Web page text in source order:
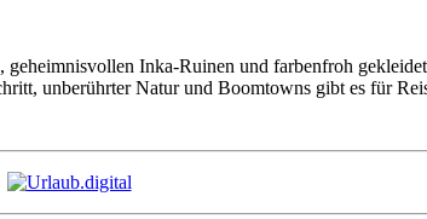
Inka-Ruinen und farbenfroh
unberührter Natur und Boomtowns gibt es für